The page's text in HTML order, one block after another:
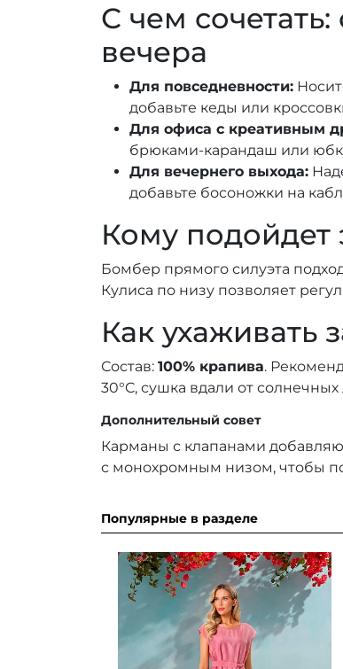
С чем
вечера
Для повседневности:
добавьте кеды или
Для офиса с креативным
брюками-карандаш или
Для вечернего выхода:
добавьте босоножки на
Кому подойдет
Бомбер прямого силуэта
Кулиса по низу позволяет
Как ухаживать
Состав: 100% крапива.
30°C, сушка вдали от
Дополнительный совет
Карманы с клапанами
с монохромным низом, чтобы
Популярные в разделе